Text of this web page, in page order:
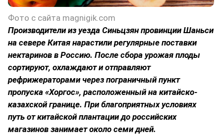
Фото с сайта magnigik.com
Производители из уезда Синьцзян провинции Шаньси
на севере Китая нарастили регулярные поставки
нектаринов в Россию. После сбора урожая плоды
сортируют, охлаждают и отправляют
рефрижераторами через пограничный пункт
пропуска «Хоргос», расположенный на китайско-
казахской границе. При благоприятных условиях
путь от китайской плантации до российских
магазинов занимает около семи дней.